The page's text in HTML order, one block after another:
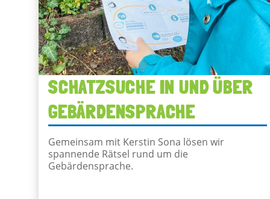
SCHATZSUCHE IN UND ÜBER
GEBÄRDENSPRACHE
Gemeinsam mit Kerstin Sona lösen wir
spannende Rätsel rund um die
Gebärdensprache.